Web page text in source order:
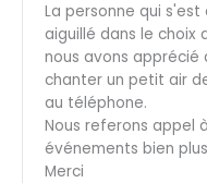
La personne qui
aiguillé dans le
nous avons apprécié
chanter un petit air
au téléphone.
Nous referons appel
événements bien
Merci